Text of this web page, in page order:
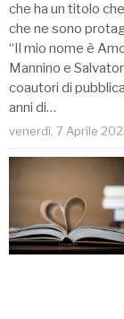
che ha un titolo
che ne sono
“Il mio nome è
Mannino e
coautori di
anni di…
venerdì, 7 Aprile